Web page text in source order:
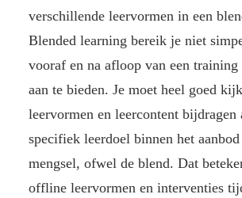
verschillende leervormen in een
Blended learning bereik je niet
vooraf en na afloop van een training
aan te bieden. Je moet heel goed
leervormen en leercontent bijdragen
specifiek leerdoel binnen het
mengsel, ofwel de blend. Dat
offline leervormen en interventies